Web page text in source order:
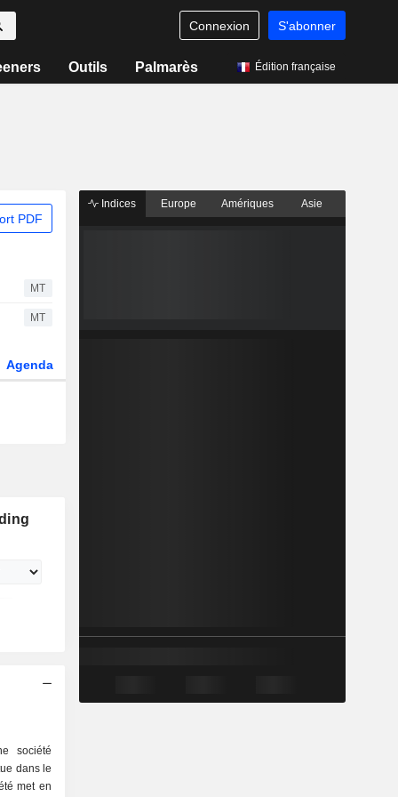
Connexion S'abonner
Outils Palmarès Édition française
PDF
MT
MT
Agenda
société
dans le
met en
Indices Europe Amériques Asie